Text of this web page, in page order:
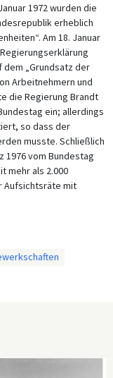
1972 wurden die
erheblich
Am 18. Januar
„Grundsatz der
Arbeitnehmern und
die Regierung Brandt
ein; allerdings
so dass der
musste. Schließlich
1976 vom Bundestag
mehr als 2.000
Aufsichtsräte mit